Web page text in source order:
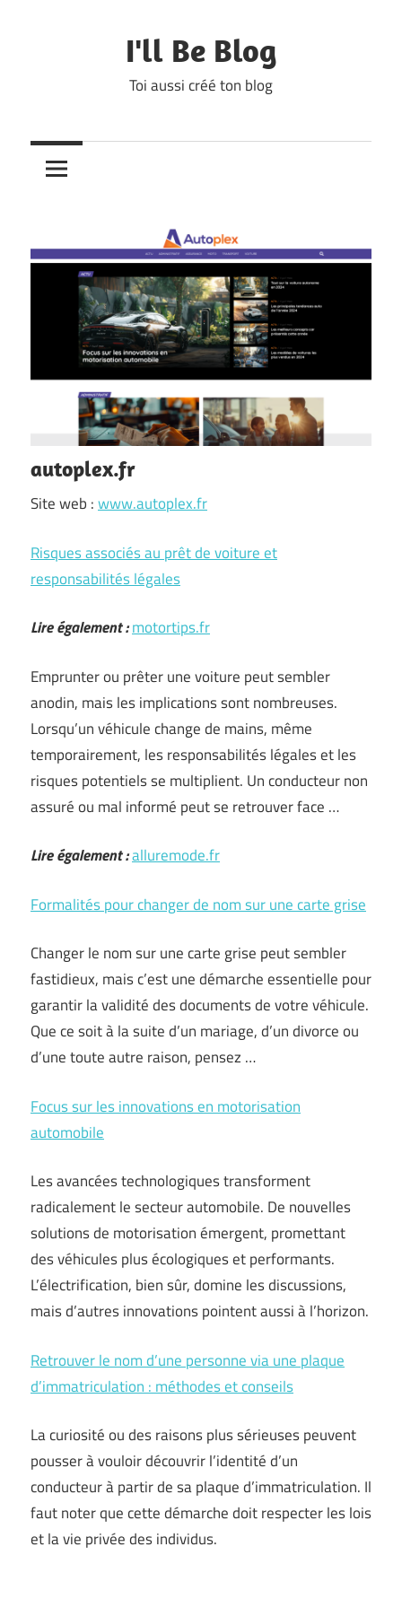
I'll Be Blog
Toi aussi créé ton blog
autoplex.fr
Site web :www.autoplex.fr
Risques associés au prêt de voiture et
responsabilités légales
Lire également :motortips.fr
Emprunter ou prêter une voiture peut sembler
anodin, mais les implications sont nombreuses.
Lorsqu’un véhicule change de mains, même
temporairement, les responsabilités légales et les
risques potentiels se multiplient. Un conducteur non
assuré ou mal informé peut se retrouver face …
Lire également :alluremode.fr
Formalités pour changer de nom sur une carte grise
Changer le nom sur une carte grise peut sembler
fastidieux, mais c’est une démarche essentielle pour
garantir la validité des documents de votre véhicule.
Que ce soit à la suite d’un mariage, d’un divorce ou
d’une toute autre raison, pensez …
Focus sur les innovations en motorisation
automobile
Les avancées technologiques transforment
radicalement le secteur automobile. De nouvelles
solutions de motorisation émergent, promettant
des véhicules plus écologiques et performants.
L’électrification, bien sûr, domine les discussions,
mais d’autres innovations pointent aussi à l’horizon.
Retrouver le nom d’une personne via une plaque
d’immatriculation : méthodes et conseils
La curiosité ou des raisons plus sérieuses peuvent
pousser à vouloir découvrir l’identité d’un
conducteur à partir de sa plaque d’immatriculation. Il
faut noter que cette démarche doit respecter les lois
et la vie privée des individus.